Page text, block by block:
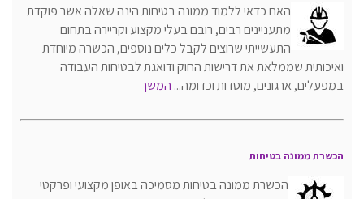
האם כדאי ללמוד ממונה בטיחות הינה שאלה אשר פוקדת
מתעניינים רבים, רובם בעלי מקצוע וקריירה בתחום
התעשייתי שרוצים לקבל כלים נוספים, הכשרה מיוחדת
ואיכותית שממלאת את דרישות החוק ודואגת לבטיחות העבודה
במפעלים, ארגונים, מוסדות וכדומה... המשך
הכשרת ממונה בטיחות
הכשרת ממונה בטיחות מסמיכה באופן מקצועי ופרקטי